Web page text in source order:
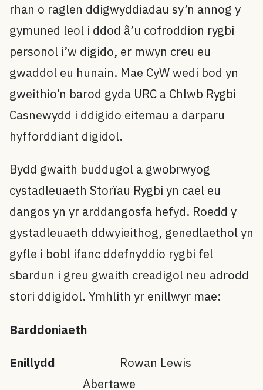
rhan o raglen ddigwyddiadau sy’n annog y
gymuned leol i ddod â’u cofroddion rygbi
personol i’w digido, er mwyn creu eu
gwaddol eu hunain. Mae CyW wedi bod yn
gweithio’n barod gyda URC a Chlwb Rygbi
Casnewydd i ddigido eitemau a darparu
hyfforddiant digidol.
Bydd gwaith buddugol a gwobrwyog
cystadleuaeth Storïau Rygbi yn cael eu
dangos yn yr arddangosfa hefyd. Roedd y
gystadleuaeth ddwyieithog, genedlaethol yn
gyfle i bobl ifanc ddefnyddio rygbi fel
sbardun i greu gwaith creadigol neu adrodd
stori ddigidol. Ymhlith yr enillwyr mae:
Barddoniaeth
Enillydd
Rowan Lewis
Abertawe